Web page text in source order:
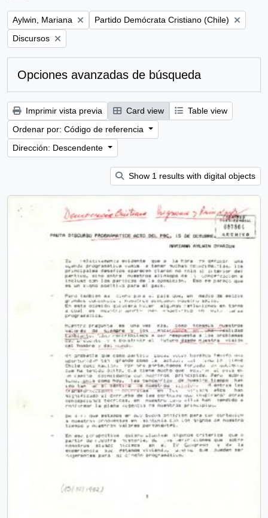
Remove filter:
Aylwin, Mariana Remove filter:
Partido Demócrata Cristiano (Chile)
Remove filter:
Discursos
Opciones avanzadas de búsqueda
Imprimir vista previa Card view
Table view
Ordenar por: Código de referencia
Dirección: Descendente
Show 1 results with digital objects